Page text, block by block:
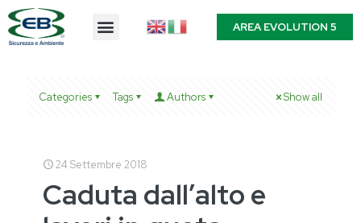
AREA EVOLUTION 5
Categories Tags Authors Show all
24 Settembre 2018
Caduta dall’alto e